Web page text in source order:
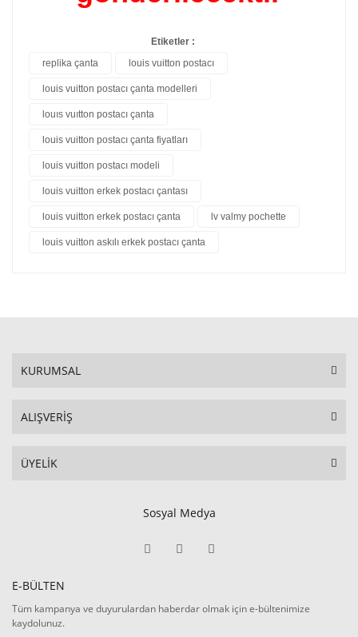
Etiketler :
replika çanta
louis vuitton postacı
louis vuitton postacı çanta modelleri
louıs vuıtton postacı çanta
louis vuitton postacı çanta fiyatları
louis vuitton postacı modeli
louis vuitton erkek postacı çantası
louis vuitton erkek postacı çanta lv valmy pochette
louis vuitton askılı erkek postacı çanta
KURUMSAL
ALIŞVERİŞ
ÜYELİK
Sosyal Medya
E-BÜLTEN
Tüm kampanya ve duyurulardan haberdar olmak için e-bültenimize
kaydolunuz.